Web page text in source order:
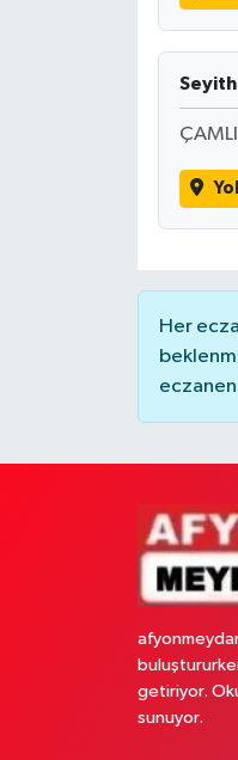
Her
getiriyor.
sunuyor.